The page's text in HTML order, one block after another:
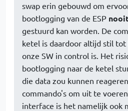
swap erin gebouwd om
bootlogging van de ESP
gestuurd kan worden. De
ketel is daardoor altijd stil
onze SW in control is. Het
bootlogging naar de ketel
die data zou kunnen
commando's om uit te
interface is het namelijk ook